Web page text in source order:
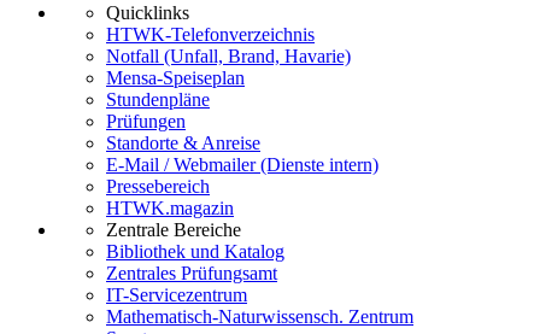
Quicklinks
HTWK-Telefonverzeichnis
Notfall (Unfall, Brand, Havarie)
Mensa-Speiseplan
Stundenpläne
Prüfungen
Standorte & Anreise
E-Mail / Webmailer (Dienste intern)
Pressebereich
HTWK.magazin
Zentrale Bereiche
Bibliothek und Katalog
Zentrales Prüfungsamt
IT-Servicezentrum
Mathematisch-Naturwissensch. Zentrum